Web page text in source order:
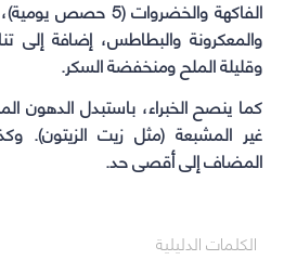
الفاكهة والخضروات (5
والمعكرونة والبطاطس، إضافة إلى
وقليلة الملح ومنخفضة السكر.
كما ينصح الخبراء، باستبدل الدهون
غير المشبعة (مثل زيت الزيتون).
المضاف إلى أقصى حد.
الكلمات الدليلية